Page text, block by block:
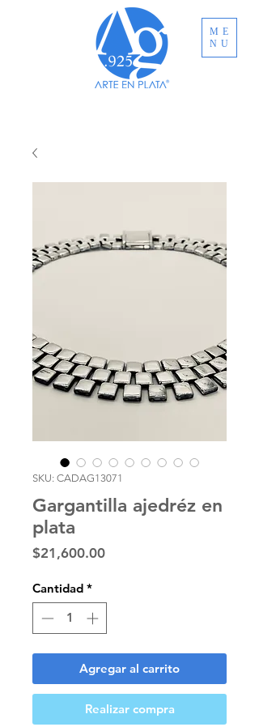
ME
NU
SKU: CADAG13071
Gargantilla ajedréz en
plata
$21,600.00Precio
Cantidad *
Agregar al carrito
Realizar compra